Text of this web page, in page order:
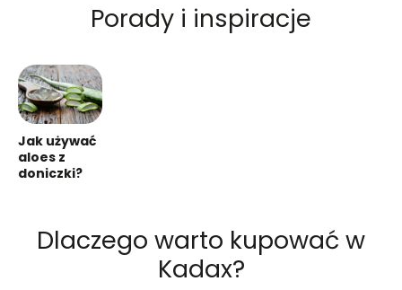
Porady i inspiracje
Jak używać
aloes z
doniczki?
Dlaczego warto kupować w
Kadax?